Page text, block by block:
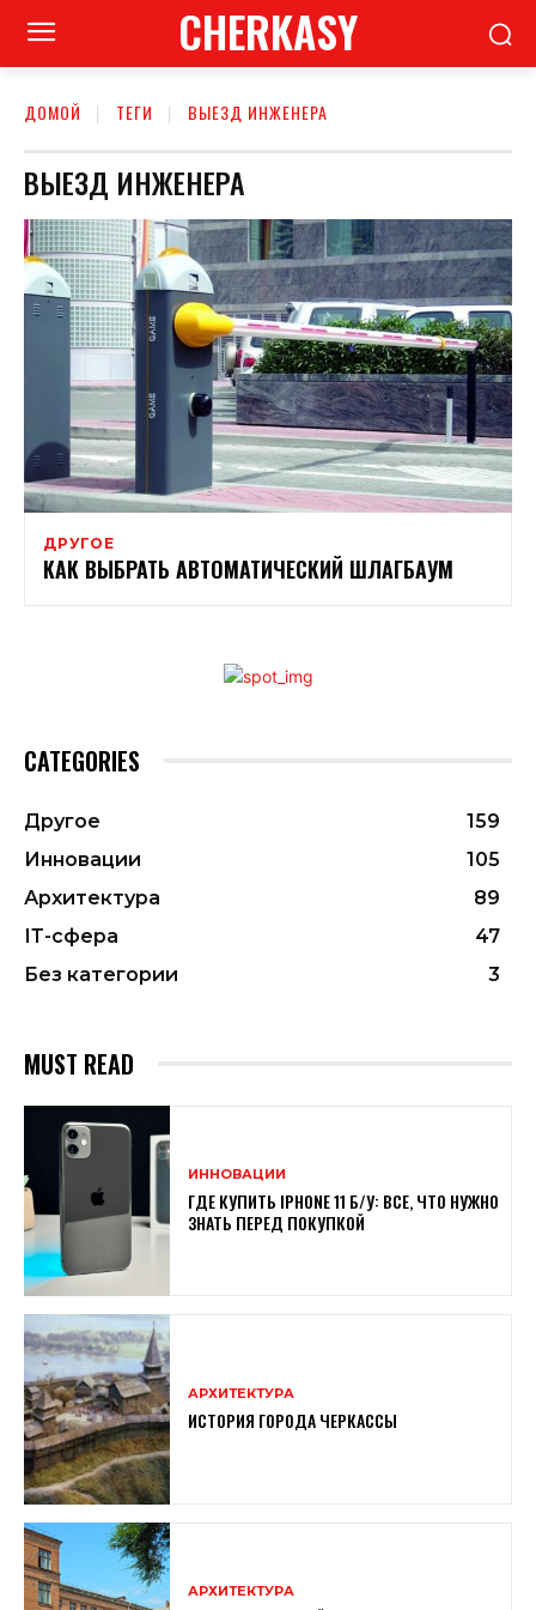
CHERKASY
ДОМОЙ ТЕГИ ВЫЕЗД ИНЖЕНЕРА
ВЫЕЗД ИНЖЕНЕРА
ДРУГОЕ
КАК ВЫБРАТЬ АВТОМАТИЧЕСКИЙ ШЛАГБАУМ
CATEGORIES
Другое
159
Инновации
105
Архитектура
89
ІТ-сфера
47
Без категории
3
MUST READ
ИННОВАЦИИ
ГДЕ КУПИТЬ IPHONE 11 Б/У: ВСЕ, ЧТО НУЖНО
ЗНАТЬ ПЕРЕД ПОКУПКОЙ
АРХИТЕКТУРА
ИСТОРИЯ ГОРОДА ЧЕРКАССЫ
АРХИТЕКТУРА